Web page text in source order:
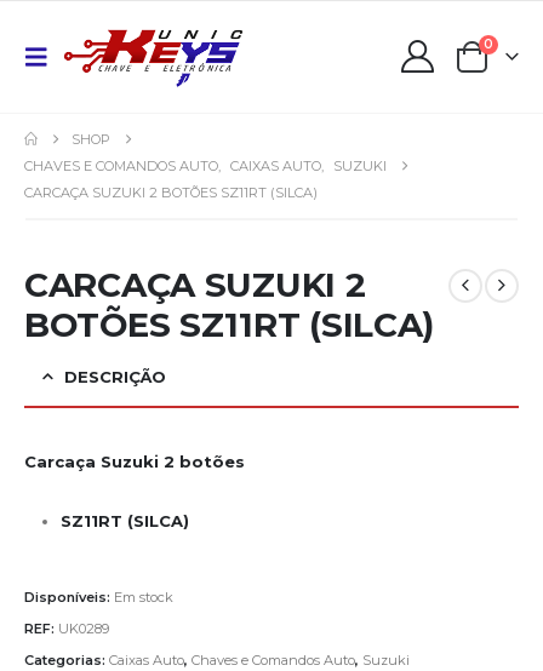
0
SHOP
CHAVES E COMANDOS AUTO
CAIXAS AUTO
SUZUKI
CARCAÇA SUZUKI 2 BOTÕES SZ11RT (SILCA)
CARCAÇA SUZUKI 2
BOTÕES SZ11RT (SILCA)
DESCRIÇÃO
Carcaça Suzuki 2 botões
SZ11RT (SILCA)
Disponíveis: Em stock
REF: UK0289
Categorias: Caixas Auto, Chaves e Comandos Auto, Suzuki